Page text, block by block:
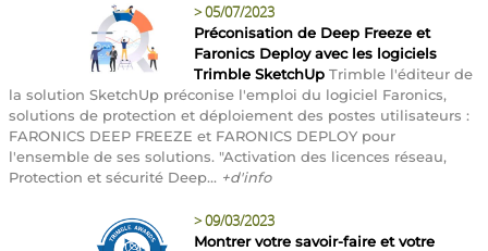
>05/07/2023
Préconisation de Deep Freeze et
Faronics Deploy avec les logiciels
Trimble SketchUp Trimble l'éditeur de
la solution SketchUp préconise l'emploi du logiciel Faronics,
solutions de protection et déploiement des postes utilisateurs :
FARONICS DEEP FREEZE et FARONICS DEPLOY pour
l'ensemble de ses solutions. "Activation des licences réseau,
Protection et sécurité Deep... +d'info
>09/03/2023
Montrer votre savoir-faire et votre